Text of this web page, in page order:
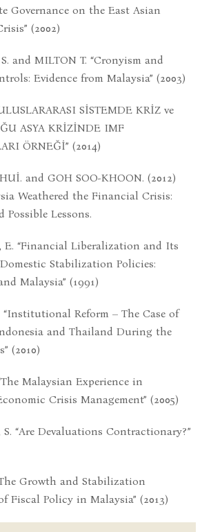
Governance on the East Asian
(2002)
and MILTON T. “Cronyism and
Evidence from Malaysia” (2003)
SİSTEMDE KRİZ ve
ASYA KRİZİNDE IMF
ÖRNEĞİ” (2014)
and GOH SOO-KHOON. (2012)
Weathered the Financial Crisis:
Possible Lessons.
E. “Financial Liberalization and Its
Stabilization Policies:
Malaysia” (1991)
“Institutional Reform – The Case of
and Thailand During the
(2010)
Malaysian Experience in
Crisis Management” (2005)
S. “Are Devaluations Contractionary?”
Growth and Stabilization
Fiscal Policy in Malaysia” (2013)